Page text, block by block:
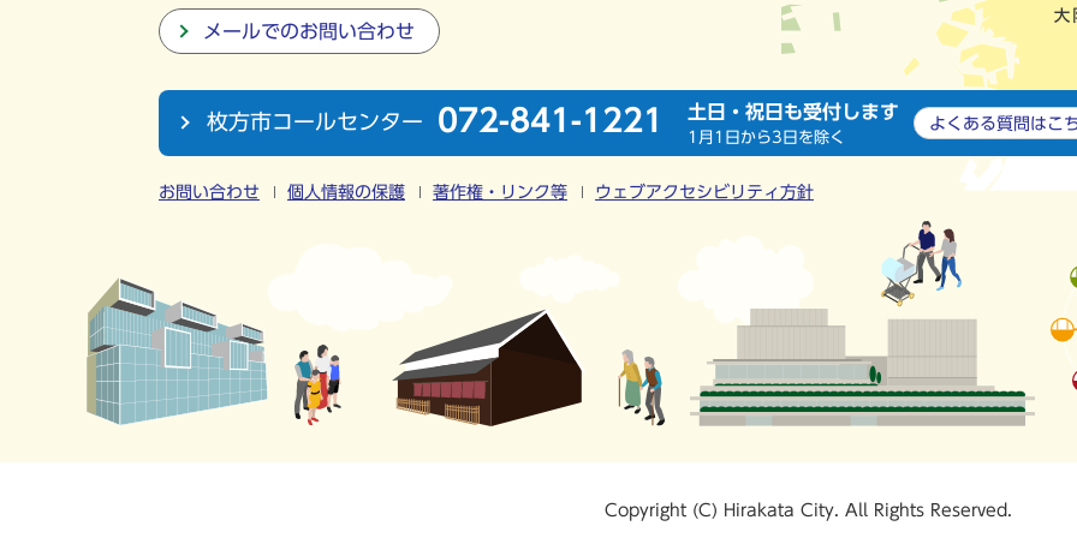
メールでのお問い合わせ
枚方市コールセンター 072-841-1221 土日・祝日も受付します
1月1日から3日を除く
よくある質問は こ
お問い合わせ 個人情報の保護 著作権・リンク等 ウェブアクセシビリティ方針
Copyright (C) Hirakata City. All Rights Reserved.